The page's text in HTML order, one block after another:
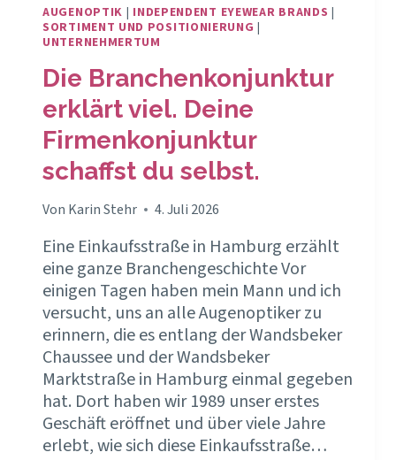
AUGENOPTIK | INDEPENDENT EYEWEAR BRANDS |
SORTIMENT UND POSITIONIERUNG |
UNTERNEHMERTUM
Die Branchenkonjunktur
erklärt viel. Deine
Firmenkonjunktur
schaffst du selbst.
Von Karin Stehr 4. Juli 2026
Eine Einkaufsstraße in Hamburg erzählt
eine ganze Branchengeschichte Vor
einigen Tagen haben mein Mann und ich
versucht, uns an alle Augenoptiker zu
erinnern, die es entlang der Wandsbeker
Chaussee und der Wandsbeker
Marktstraße in Hamburg einmal gegeben
hat. Dort haben wir 1989 unser erstes
Geschäft eröffnet und über viele Jahre
erlebt, wie sich diese Einkaufsstraße…